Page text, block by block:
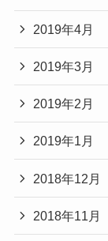
2019年4月
2019年3月
2019年2月
2019年1月
2018年12月
2018年11月